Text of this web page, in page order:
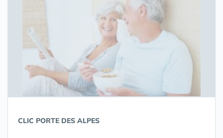
CLIC PORTE DES ALPES